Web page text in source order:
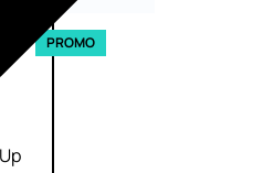
PROMO